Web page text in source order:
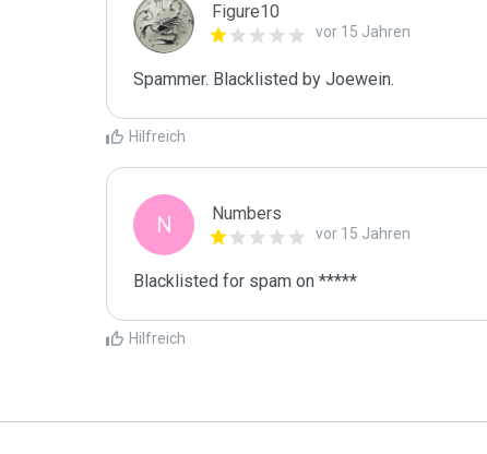
Figure10
vor 15 Jahren
Spammer. Blacklisted by Joewein.
Hilfreich
N Numbers
vor 15 Jahren
Blacklisted for spam on *****
Hilfreich